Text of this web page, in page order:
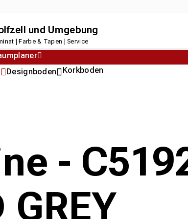
und Umgebung
| Farbe & Tapen | Service
Designboden Korkboden
-
GREY